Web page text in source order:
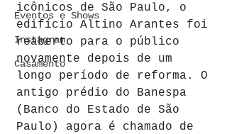
Eventos e Shows
Instagram
Casamento
icônicos de São Paulo, o
edifício Altino Arantes foi
reaberto para o público
novamente depois de um
longo período de reforma. O
antigo prédio do Banespa
(Banco do Estado de São
Paulo) agora é chamado de